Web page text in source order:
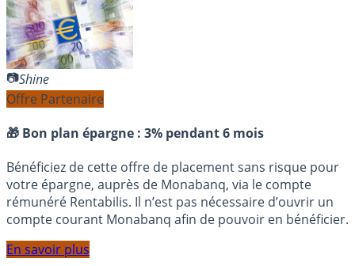
Shine
Offre Partenaire
🎁 Bon plan épargne : 3% pendant 6 mois
Bénéficiez de cette offre de placement sans risque pour
votre épargne, auprès de Monabanq, via le compte
rémunéré Rentabilis. Il n’est pas nécessaire d’ouvrir un
compte courant Monabanq afin de pouvoir en bénéficier.
En savoir plus